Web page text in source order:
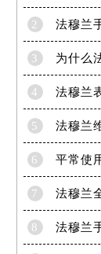
2
3
4
5
6
7
8